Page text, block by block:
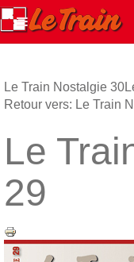
Le Train Nostalgie 30
Retour vers: Le Train
Le
29